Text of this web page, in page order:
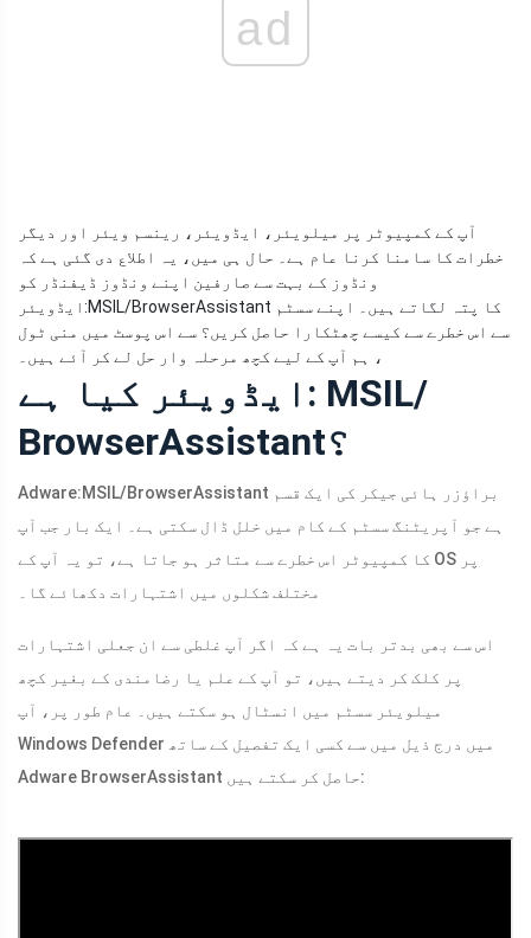
ad
آپ کے کمپیوٹر پر میلویئر، ایڈویئر، رینسم ویئر اور دیگر
خطرات کا سامنا کرنا عام ہے۔ حال ہی میں، یہ اطلاع دی گئی ہے کہ
ونڈوز کے بہت سے صارفین اپنے ونڈوز ڈیفنڈر کو
ایڈویئر:MSIL/BrowserAssistant کا پتہ لگاتے ہیں۔ اپنے سسٹم
سے اس خطرے سے کیسے چھٹکارا حاصل کریں؟ سے اس پوسٹ میں منی ٹول
، ہم آپ کے لیے کچھ مرحلہ وار حل لے کر آئے ہیں۔
ایڈویئر کیا ہے: MSIL/
BrowserAssistant؟
Adware:MSIL/BrowserAssistant براؤزر ہائی جیکر کی ایک قسم
ہے جو آپریٹنگ سسٹم کے کام میں خلل ڈال سکتی ہے۔ ایک بار جب آپ
کا کمپیوٹر اس خطرے سے متاثر ہو جاتا ہے، تو یہ آپ کے OS پر
مختلف شکلوں میں اشتہارات دکھائے گا۔
اس سے بھی بدتر بات یہ ہے کہ اگر آپ غلطی سے ان جعلی اشتہارات
پر کلک کر دیتے ہیں، تو آپ کے علم یا رضامندی کے بغیر کچھ
میلویئر سسٹم میں انسٹال ہو سکتے ہیں۔ عام طور پر، آپ
Windows Defender میں درج ذیل میں سے کسی ایک تفصیل کے ساتھ
Adware BrowserAssistant حاصل کر سکتے ہیں: